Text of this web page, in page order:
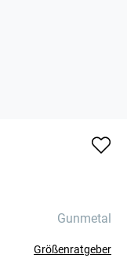
Gunmetal
Größenratgeber